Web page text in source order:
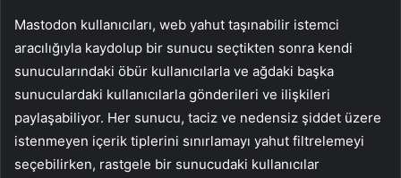
Mastodon kullanıcıları, web yahut taşınabilir istemci
aracılığıyla kaydolup bir sunucu seçtikten sonra kendi
sunucularındaki öbür kullanıcılarla ve ağdaki başka
sunuculardaki kullanıcılarla gönderileri ve ilişkileri
paylaşabiliyor. Her sunucu, taciz ve nedensiz şiddet üzere
istenmeyen içerik tiplerini sınırlamayı yahut filtrelemeyi
seçebilirken, rastgele bir sunucudaki kullanıcılar